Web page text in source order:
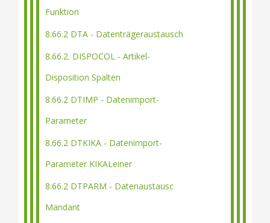
Funktion
8.66.2 DTA - Datenträgeraustausch
8.66.2. DISPOCOL - Artikel-
Disposition Spalten
8.66.2 DTIMP - Datenimport-
Parameter
8.66.2 DTKIKA - Datenimport-
Parameter KIKALeiner
8.66.2 DTPARM - Datenaustausc
Mandant